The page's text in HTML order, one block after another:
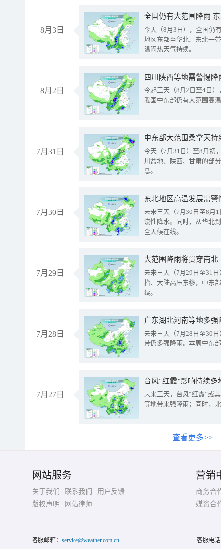
8月3日
全国仍有大范围降雨
今天（8月3日），全国仍
地区东部至华北、东北一
温闷热天气持续。
8月2日
今起三天（8月2日至4日
我国中东部仍有大范围高
7月31日
中东部大范围桑拿天
今天（7月31日）至8月初
川盆地、陕西、甘肃的部
息。
7月30日
东北地区高温发展需
未来三天（7月30日至8月
流性降水。同时，从华北
全天候在线。
7月29日
大范围降雨将贯穿南
未来三天（7月29日至31
抬、大陆高压东移，中东
续。
7月28日
广东湖北河南等地多
未来三天（7月28日至30
带仍多强降雨。本周中东
7月27日
台风“红霞”影响持续
未来三天，台风“红霞”或
等地带来强降雨；同时，
查看更多>>
网站服务
关于我们 联系我们
用户反馈
版权声明
网站律师
营销
商务合
媒资合
客服邮箱： service@weather.com.cn 客服电